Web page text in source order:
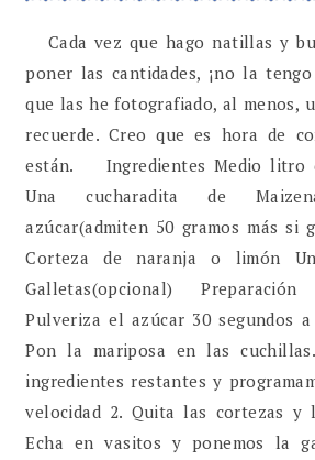
Cada vez que hago natillas y
poner las cantidades, ¡no la
que las he fotografiado, al menos,
recuerde. Creo que es hora de
están. Ingredientes Medio litro
Una cucharadita de
azúcar(admiten 50 gramos más si
Corteza de naranja o limón
Galletas(opcional)
Pulveriza el azúcar 30 segundos a
Pon la mariposa en las
ingredientes restantes y
velocidad 2. Quita las cortezas y
Echa en vasitos y ponemos la